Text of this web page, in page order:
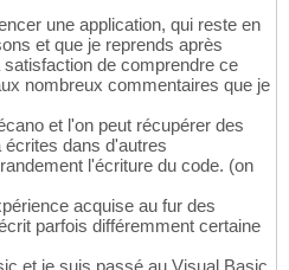
une application, qui reste en
et que je reprends après
de comprendre ce
nombreux commentaires que je
et l'on peut récupérer des
dans d'autres
l'écriture du code. (on
acquise au fur des
parfois différemment certaine